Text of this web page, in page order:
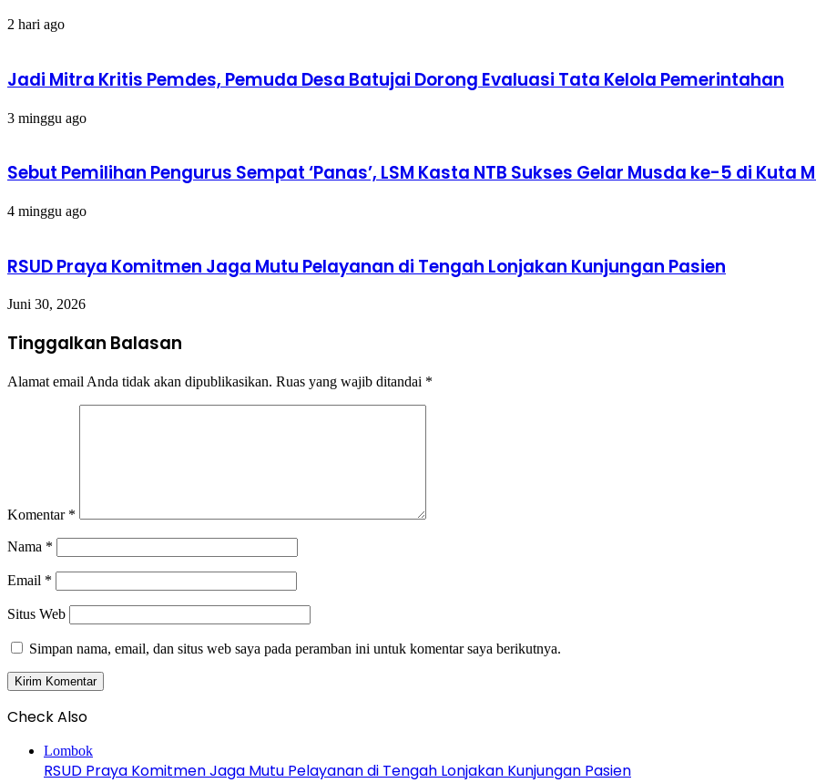
2 hari ago
Jadi Mitra Kritis Pemdes, Pemuda Desa Batujai Dorong Evaluasi Tata Kelola Pemerintahan
3 minggu ago
Sebut Pemilihan Pengurus Sempat ‘Panas’, LSM Kasta NTB Sukses Gelar Musda ke-5 di Kuta
4 minggu ago
RSUD Praya Komitmen Jaga Mutu Pelayanan di Tengah Lonjakan Kunjungan Pasien
Juni 30, 2026
Tinggalkan Balasan
Alamat email Anda tidak akan dipublikasikan. Ruas yang wajib ditandai *
Komentar *
Nama *
Email *
Situs Web
Simpan nama, email, dan situs web saya pada peramban ini untuk komentar saya berikutnya.
Check Also
Lombok
RSUD Praya Komitmen Jaga Mutu Pelayanan di Tengah Lonjakan Kunjungan Pasien